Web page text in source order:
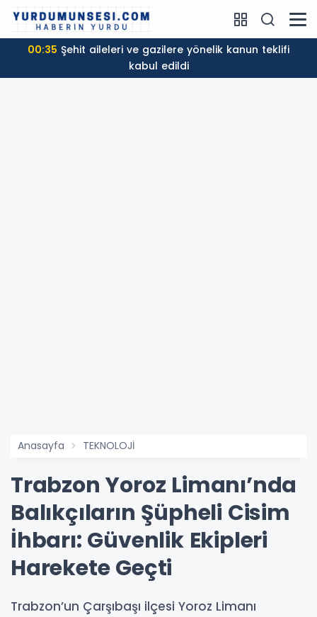
00:35
kabul edildi
Anasayfa TEKNOLOJİ
Trabzon Yoroz Limanı’nda
Balıkçıların Şüpheli Cisim
İhbarı: Güvenlik Ekipleri
Harekete Geçti
Trabzon’un Çarşıbaşı ilçesi Yoroz Limanı